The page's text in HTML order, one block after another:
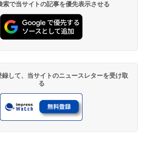
で当サイトの記事を優先表示させる
して、当サイトのニュースレターを受け取
る